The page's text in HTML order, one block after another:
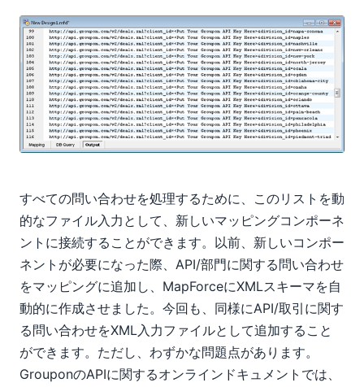
すべての問い合わせを処理するために、このリストを動
的なファイル入力として、新しいマッピングコンポーネ
ントに接続することができます。以前、新しいコンポー
ネントが必要になった際、API/部門に関する問い合わせ
をマッピングに追加し、MapForceにXMLスキーマを自
動的に作成させました。今回も、同様にAPI/取引に関す
る問い合わせをXML入力ファイルとして追加すること
ができます。ただし、わずかな問題点があります。
GrouponのAPIに関するオンラインドキュメントでは、